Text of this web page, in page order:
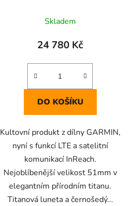
Skladem
24 780 Kč
DO KOŠÍKU
Kultovní produkt z dílny GARMIN,
nyní s funkcí LTE a satelitní
komunikací InReach.
Nejoblíbenější velikost 51mm v
elegantním přírodním titanu.
Titanová luneta a černošedý...